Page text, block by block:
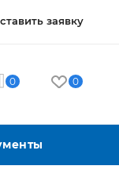
заявку
0 0